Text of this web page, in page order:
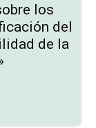
los
del
de la